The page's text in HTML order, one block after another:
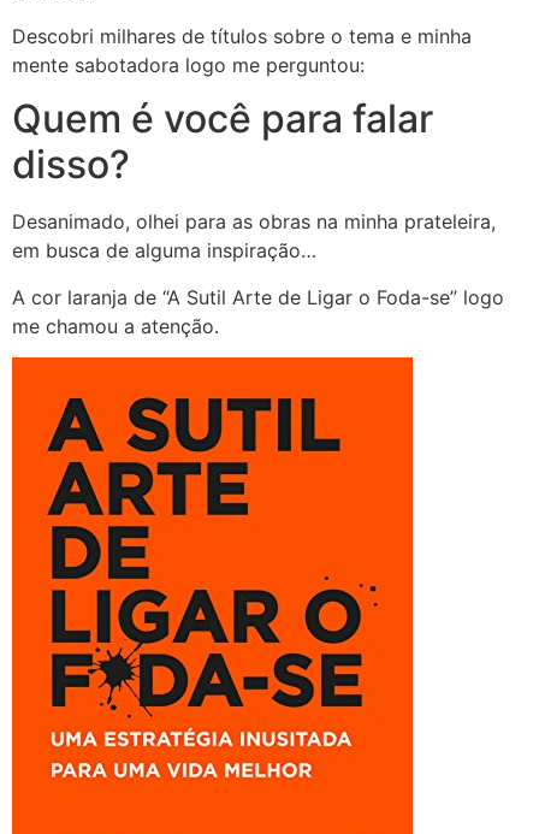
Descobri milhares de títulos sobre o tema e minha
mente sabotadora logo me perguntou:
Quem é você para falar
disso?
Desanimado, olhei para as obras na minha prateleira,
em busca de alguma inspiração…
A cor laranja de “A Sutil Arte de Ligar o Foda-se” logo
me chamou a atenção.